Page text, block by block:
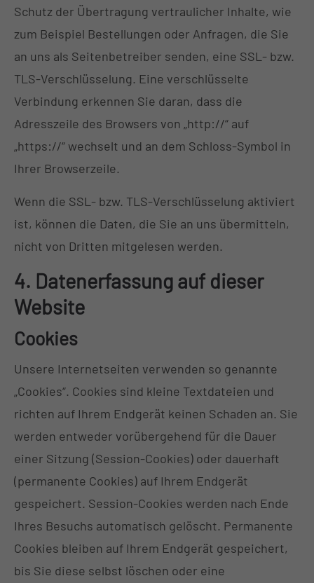
Schutz der Übertragung vertraulicher Inhalte, wie
zum Beispiel Bestellungen oder Anfragen, die Sie
an uns als Seitenbetreiber senden, eine SSL- bzw.
TLS-Verschlüsselung. Eine verschlüsselte
Verbindung erkennen Sie daran, dass die
Adresszeile des Browsers von „http://“ auf
„https://“ wechselt und an dem Schloss-Symbol in
Ihrer Browserzeile.
Wenn die SSL- bzw. TLS-Verschlüsselung aktiviert
ist, können die Daten, die Sie an uns übermitteln,
nicht von Dritten mitgelesen werden.
4. Datenerfassung auf dieser
Website
Cookies
Unsere Internetseiten verwenden so genannte
„Cookies“. Cookies sind kleine Textdateien und
richten auf Ihrem Endgerät keinen Schaden an. Sie
werden entweder vorübergehend für die Dauer
einer Sitzung (Session-Cookies) oder dauerhaft
(permanente Cookies) auf Ihrem Endgerät
gespeichert. Session-Cookies werden nach Ende
Ihres Besuchs automatisch gelöscht. Permanente
Cookies bleiben auf Ihrem Endgerät gespeichert,
bis Sie diese selbst löschen oder eine